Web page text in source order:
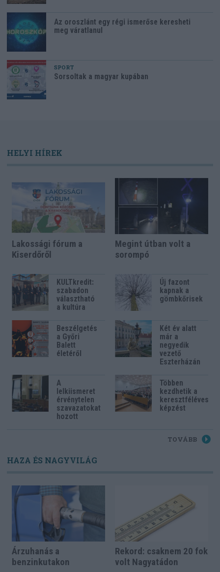
Az oroszlánt egy régi ismerőse keresheti
meg váratlanul
SPORT
Sorsoltak a magyar kupában
HELYI HÍREK
Lakossági fórum a
Kiserdőről
Megint útban volt a
sorompó
KULTkredit:
szabadon
választható
a kultúra
Új fazont
kapnak a
gömbkőrisek
Beszélgetés
a Győri
Balett
életéről
Két év alatt
már a
negyedik
vezető
Eszterházán
A
lelkiismeret
érvénytelen
szavazatokat
hozott
Többen
kezdhetik a
keresztféléves
képzést
TOVÁBB
HAZA ÉS NAGYVILÁG
Árzuhanás a
benzinkutakon
Rekord: csaknem 20 fok
volt Nagyatádon